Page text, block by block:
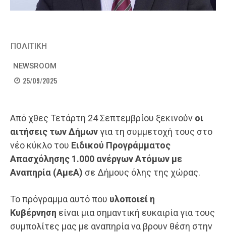
ΠΟΛΙΤΙΚΗ
NEWSROOM
25/09/2025
Από χθες Τετάρτη 24 Σεπτεμβρίου ξεκινούν οι
αιτήσεις των Δήμωνγια τη συμμετοχή τους στο
νέο κύκλο του Ειδικού Προγράμματος
Απασχόλησης 1.000 ανέργων Ατόμων με
Αναπηρία (ΑμεΑ) σε Δήμους όλης της χώρας.
Το πρόγραμμα αυτό που υλοποιεί η
Κυβέρνηση είναι μια σημαντική ευκαιρία για τους
συμπολίτες μας με αναπηρία να βρουν θέση στην